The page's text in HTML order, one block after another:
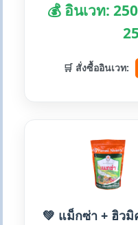
💰 อินเวท:
🛒 สั่งซื้ออินเวท:
💚 แม็กซ่า + ฮิว